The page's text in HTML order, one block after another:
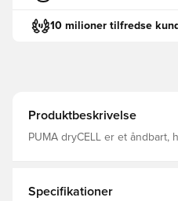
10 milioner tilfredse
Produktbeskrivelse
PUMA dryCELL er et åndbart,
Specifikationer